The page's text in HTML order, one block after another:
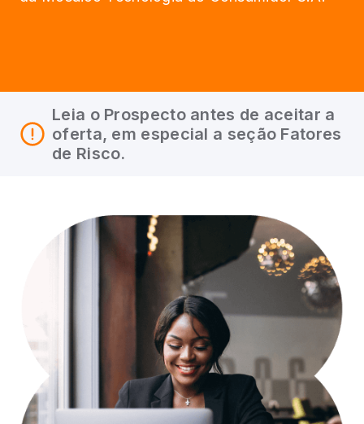
Leia o Prospecto antes de aceitar a
oferta, em especial a seção Fatores
de Risco.